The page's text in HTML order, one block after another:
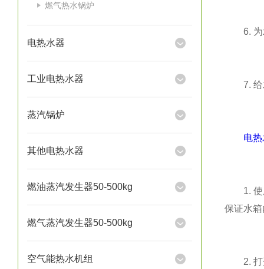
燃气热水锅炉
电热水器
工业电热水器
蒸汽锅炉
其他电热水器
燃油蒸汽发生器50-500kg
燃气蒸汽发生器50-500kg
空气能热水机组
6. 为承
7. 给水
电
1. 使用
保证水
2. 打开